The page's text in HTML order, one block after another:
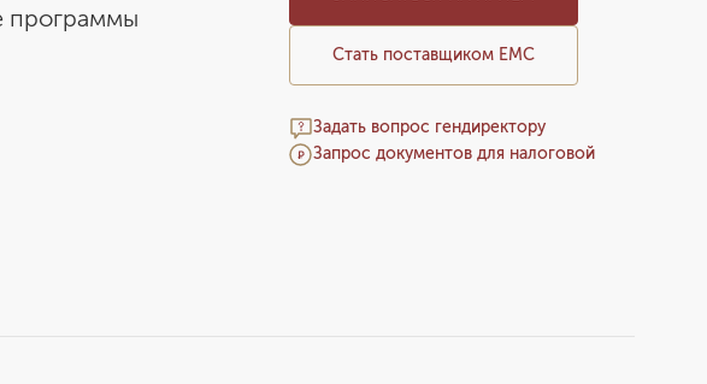
программы
Стать поставщиком ЕМС
Задать вопрос гендиректору
Запрос документов для налоговой